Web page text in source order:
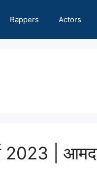
Rappers Actors
2023 |